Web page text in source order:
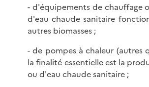
- d'équipements de chauffage
d'eau chaude sanitaire
autres biomasses ;
- de pompes à chaleur (autres
la finalité essentielle est la
ou d'eau chaude sanitaire ;